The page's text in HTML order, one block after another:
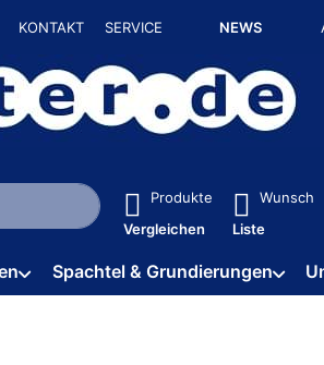
KONTAKT SERVICE NEWS
erste Ergebnisse. Drücken
Produkte
Vergleichen
Wunsch
Liste
Spachtel & Grundierungen